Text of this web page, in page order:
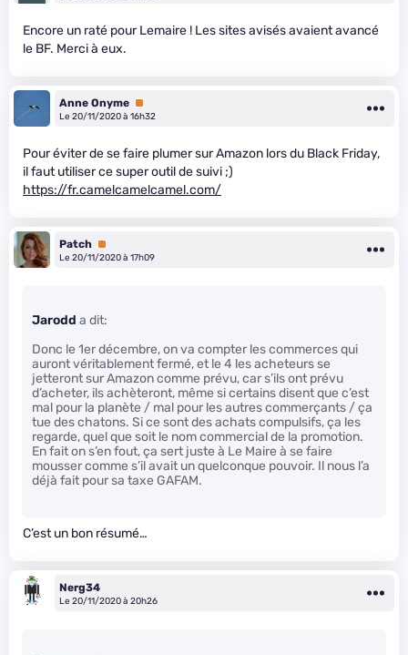
Encore un raté pour Lemaire ! Les sites avisés avaient avancé
le BF. Merci à eux.
Anne Onyme Premium
Le 20/11/2020 à 16h32
Pour éviter de se faire plumer sur Amazon lors du Black Friday,
il faut utiliser ce super outil de suivi ;)
https://fr.camelcamelcamel.com/
Patch Premium
Le 20/11/2020 à 17h09
Jarodd a dit:
Donc le 1er décembre, on va compter les commerces qui
auront véritablement fermé, et le 4 les acheteurs se
jetteront sur Amazon comme prévu, car s’ils ont prévu
d’acheter, ils achèteront, même si certains disent que c’est
mal pour la planète / mal pour les autres commerçants / ça
tue des chatons. Si ce sont des achats compulsifs, ça les
regarde, quel que soit le nom commercial de la promotion.
En fait on s’en fout, ça sert juste à Le Maire à se faire
mousser comme s’il avait un quelconque pouvoir. Il nous l’a
déjà fait pour sa taxe GAFAM.
C’est un bon résumé…
Nerg34
Le 20/11/2020 à 20h26